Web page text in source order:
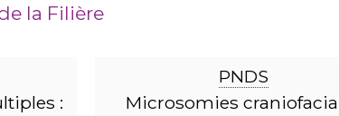
la Filière
:
PNDS
Microsomies